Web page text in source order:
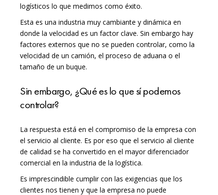
logísticos lo que medimos como éxito.
Esta es una industria muy cambiante y dinámica en
donde la velocidad es un factor clave. Sin embargo hay
factores externos que no se pueden controlar, como la
velocidad de un camión, el proceso de aduana o el
tamaño de un buque.
Sin embargo, ¿Qué es lo que sí podemos
controlar?
La respuesta está en el compromiso de la empresa con
el servicio al cliente. Es por eso que el servicio al cliente
de calidad se ha convertido en el mayor diferenciador
comercial en la industria de la logística.
Es imprescindible cumplir con las exigencias que los
clientes nos tienen y que la empresa no puede